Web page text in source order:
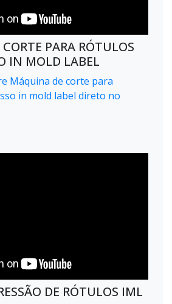
PARA RÓTULOS
IN MOLD LABEL
Máquina de corte para
in mold label direto no
DE RÓTULOS IML